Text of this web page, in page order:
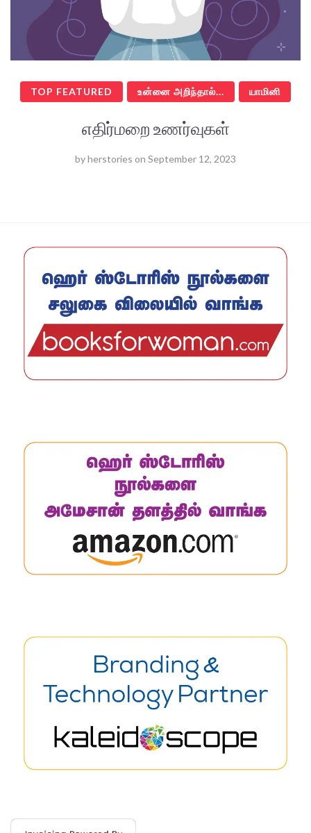
TOP FEATURED உன்னை அறிந்தால்... யாமினி
எதிர்மறை உணர்வுகள்
byherstories on September 12, 2023